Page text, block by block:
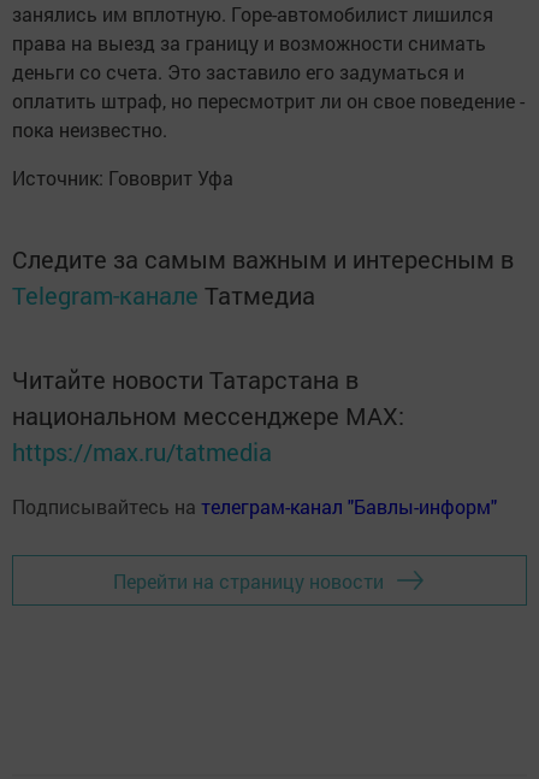
занялись им вплотную. Горе-автомобилист лишился
права на выезд за границу и возможности снимать
деньги со счета. Это заставило его задуматься и
оплатить штраф, но пересмотрит ли он свое поведение -
пока неизвестно.
Источник: Гововрит Уфа
Следите за самым важным и интересным в
Telegram-канале Татмедиа
Читайте новости Татарстана в
национальном мессенджере MАХ:
https://max.ru/tatmedia
Подписывайтесь на телеграм-канал "Бавлы-информ"
Перейти на страницу новости